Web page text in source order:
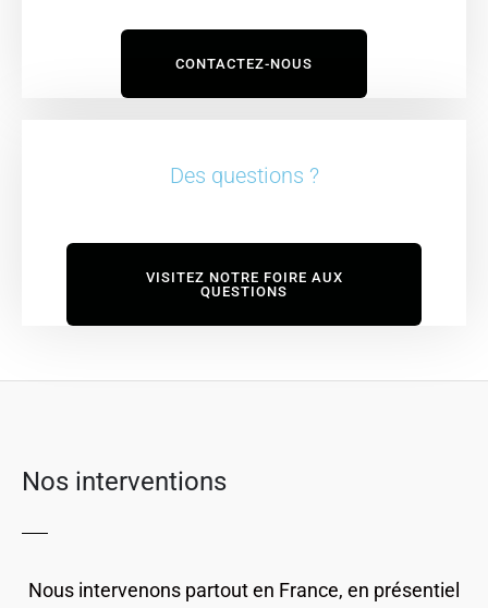
CONTACTEZ-NOUS
Des questions ?
VISITEZ NOTRE FOIRE AUX
QUESTIONS
Nos interventions
Nous intervenons partout en France, en présentiel